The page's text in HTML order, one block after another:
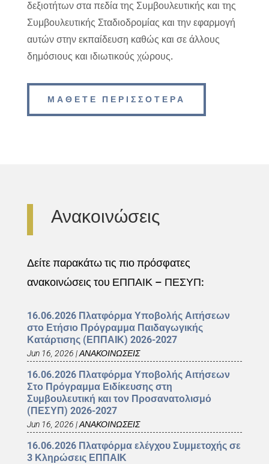
δεξιοτήτων στα πεδία της Συμβουλευτικής και της
Συμβουλευτικής Σταδιοδρομίας και την εφαρμογή
αυτών στην εκπαίδευση καθώς και σε άλλους
δημόσιους και ιδιωτικούς χώρους.
ΜΑΘΕΤΕ ΠΕΡΙΣΣΟΤΕΡΑ
Ανακοινώσεις
Δείτε παρακάτω τις πιο πρόσφατες
ανακοινώσεις του ΕΠΠΑΙΚ – ΠΕΣΥΠ:
16.06.2026 Πλατφόρμα Υποβολής Αιτήσεων
στο Ετήσιο Πρόγραμμα Παιδαγωγικής
Κατάρτισης (ΕΠΠΑΙΚ) 2026-2027
Jun 16, 2026 |ΑΝΑΚΟΙΝΩΣΕΙΣ
16.06.2026 Πλατφόρμα Υποβολής Αιτήσεων
Στο Πρόγραμμα Ειδίκευσης στη
Συμβουλευτική και τον Προσανατολισμό
(ΠΕΣΥΠ) 2026-2027
Jun 16, 2026 |ΑΝΑΚΟΙΝΩΣΕΙΣ
16.06.2026 Πλατφόρμα ελέγχου Συμμετοχής σε
3 Κληρώσεις ΕΠΠΑΙΚ